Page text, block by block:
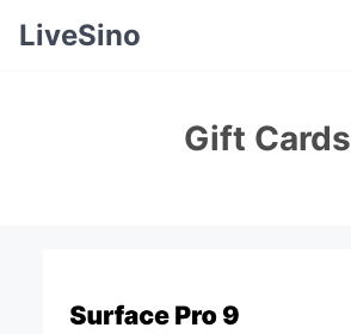
LiveSino
Gift Cards